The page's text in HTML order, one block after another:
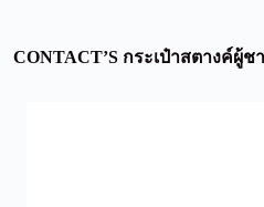
CONTACT’S กระเป๋าสตางค์ผู้